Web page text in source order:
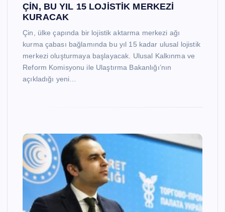
ÇİN, BU YIL 15 LOJİSTİK MERKEZİ
KURACAK
Çin, ülke çapında bir lojistik aktarma merkezi ağı
kurma çabası bağlamında bu yıl 15 kadar ulusal lojistik
merkezi oluşturmaya başlayacak. Ulusal Kalkınma ve
Reform Komisyonu ile Ulaştırma Bakanlığı’nın
açıkladığı yeni…